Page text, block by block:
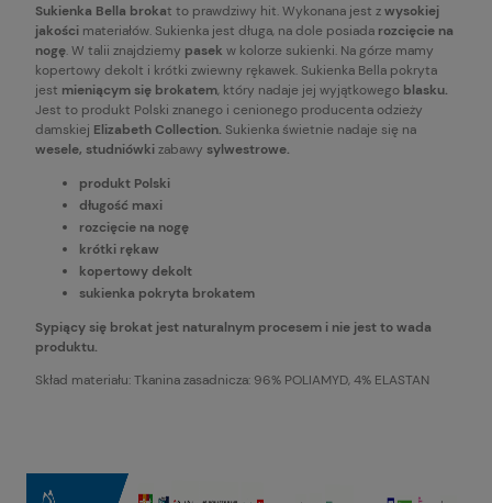
Sukienka Bella brokat to prawdziwy hit. Wykonana jest zwysokiej
jakości materiałów. Sukienka jest długa, na dole posiada rozcięcie na
nogę. W talii znajdziemy pasek w kolorze sukienki. Na górze mamy
kopertowy dekolt i krótki zwiewny rękawek. Sukienka Bella pokryta
jest mieniącym się brokatem, który nadaje jej wyjątkowego blasku.
Jest to produkt Polski znanego i cenionego producenta odzieży
damskiej Elizabeth Collection. Sukienka świetnie nadaje się na
wesele, studniówkizabawy sylwestrowe.
produkt Polski
długość maxi
rozcięcie na nogę
krótki rękaw
kopertowy dekolt
sukienka pokryta brokatem
Sypiący się brokat jest naturalnym procesem i nie jest to wada
produktu.
Skład materiału: Tkanina zasadnicza: 96% POLIAMYD, 4% ELASTAN